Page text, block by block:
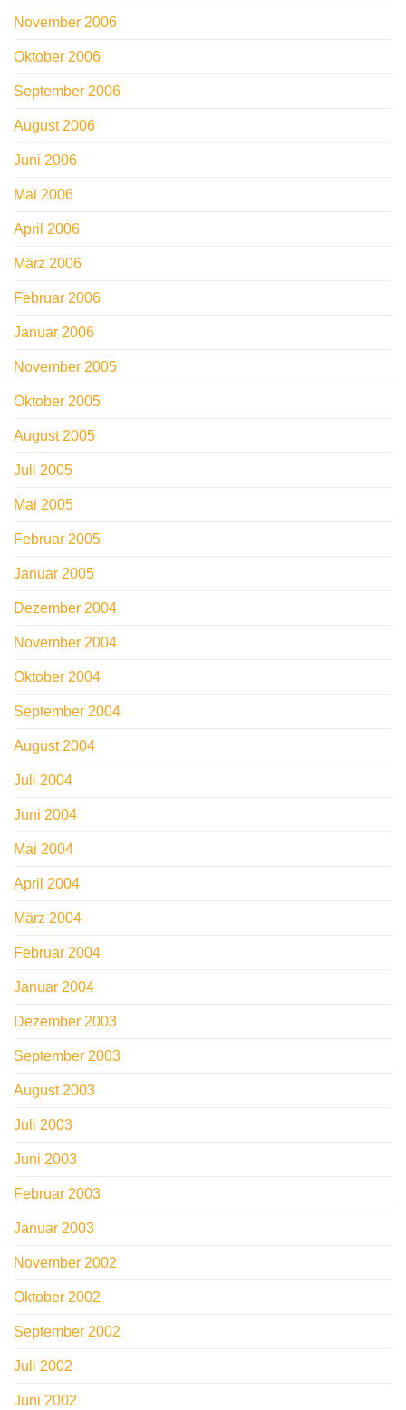
November 2006
Oktober 2006
September 2006
August 2006
Juni 2006
Mai 2006
April 2006
März 2006
Februar 2006
Januar 2006
November 2005
Oktober 2005
August 2005
Juli 2005
Mai 2005
Februar 2005
Januar 2005
Dezember 2004
November 2004
Oktober 2004
September 2004
August 2004
Juli 2004
Juni 2004
Mai 2004
April 2004
März 2004
Februar 2004
Januar 2004
Dezember 2003
September 2003
August 2003
Juli 2003
Juni 2003
Februar 2003
Januar 2003
November 2002
Oktober 2002
September 2002
Juli 2002
Juni 2002